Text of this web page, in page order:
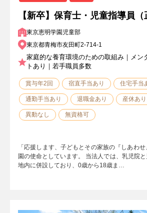
【新卒】保育士・児童指導員
東京恵明学園児童部
東京都青梅市友田町2-714-1
家庭的な養育環境のための取組み｜メン
トあり｜若手職員多数
賞与年2回 宿直手当あり 住宅手当
通勤手当あり 退職金あり 産休あり
異動なし 無資格可
「応援します、子どもとその家族の『しあわ
園の使命としています。 当法人では、乳児院
地内に併設しており、0歳から18歳ま…